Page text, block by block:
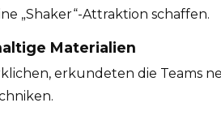
„Shaker“-Attraktion schaffen.
Materialien
erkundeten die Teams